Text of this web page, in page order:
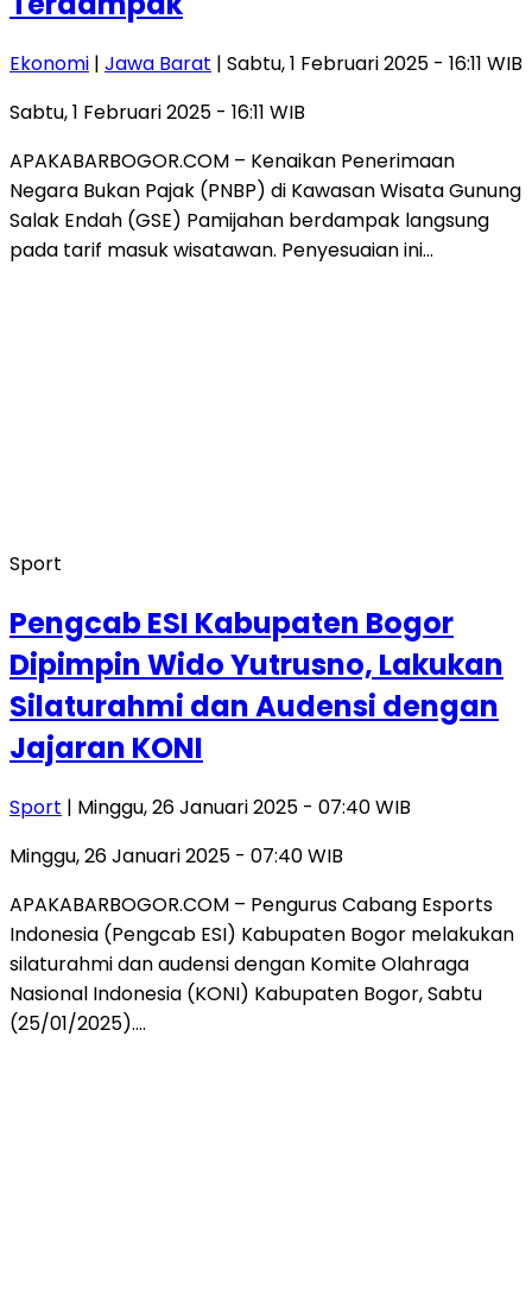
Ekonomi | Jawa Barat | Sabtu, 1 Februari 2025 - 16:11 WIB
Sabtu, 1 Februari 2025 - 16:11 WIB
APAKABARBOGOR.COM – Kenaikan Penerimaan
Negara Bukan Pajak (PNBP) di Kawasan Wisata Gunung
Salak Endah (GSE) Pamijahan berdampak langsung
pada tarif masuk wisatawan. Penyesuaian ini…
Sport
Pengcab ESI Kabupaten Bogor
Dipimpin Wido Yutrusno, Lakukan
Silaturahmi dan Audensi dengan
Jajaran KONI
Sport | Minggu, 26 Januari 2025 - 07:40 WIB
Minggu, 26 Januari 2025 - 07:40 WIB
APAKABARBOGOR.COM – Pengurus Cabang Esports
Indonesia (Pengcab ESI) Kabupaten Bogor melakukan
silaturahmi dan audensi dengan Komite Olahraga
Nasional Indonesia (KONI) Kabupaten Bogor, Sabtu
(25/01/2025)….